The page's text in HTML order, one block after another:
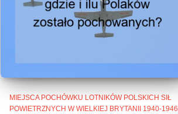
MIEJSCA POCHÓWKU LOTNIKÓW POLSKICH SIŁ
POWIETRZNYCH W WIELKIEJ BRYTANII 1940-1946